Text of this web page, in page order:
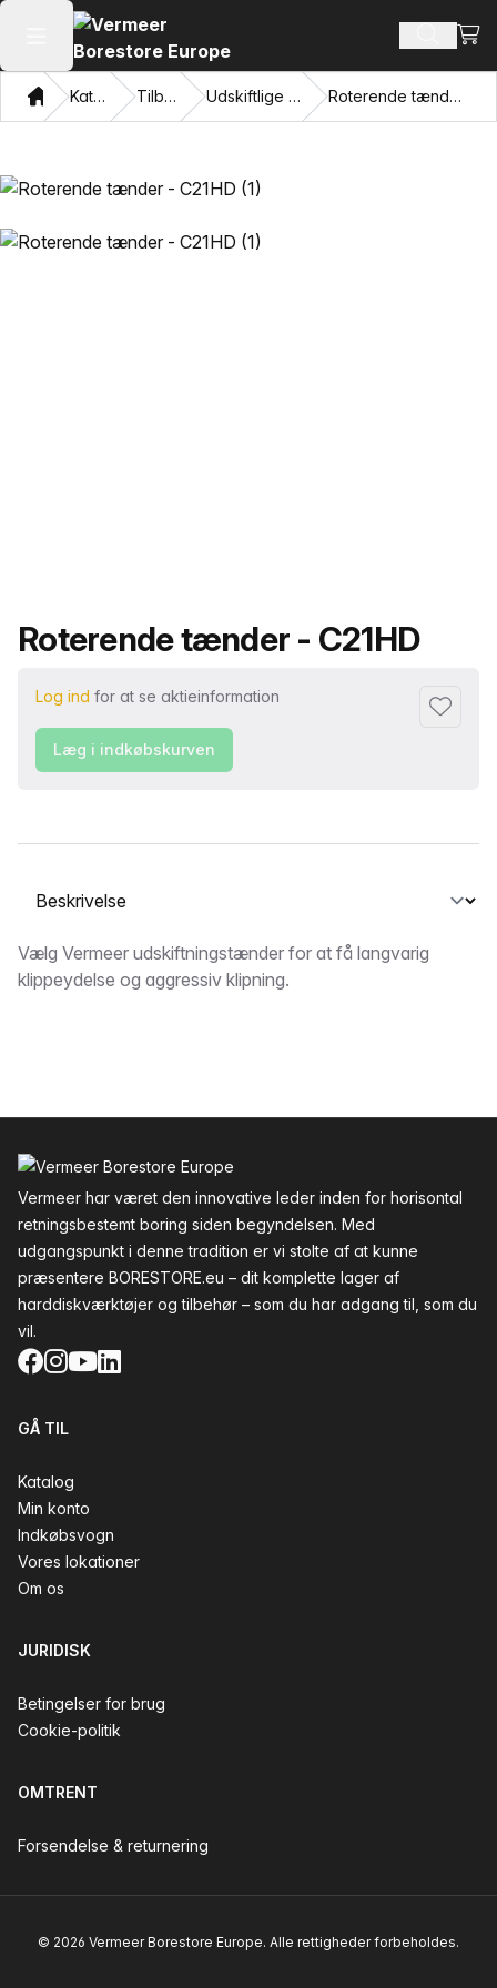
Åbn hovedmenuen SøgSe
Hjem Katalog Tilbehør Udskiftlige tænder Roterende tænder - C21HD
Produktnavn
Roterende tænder - C21HD
Log ind for at se aktieinformation
Føj til
Læg i indkøbskurven
Vælg en fane
Beskrivelse
Vælg Vermeer udskiftningstænder for at få langvarig
klippeydelse og aggressiv klipning.
Vermeer har været den innovative leder inden for horisontal
retningsbestemt boring siden begyndelsen. Med
udgangspunkt i denne tradition er vi stolte af at kunne
præsentere BORESTORE.eu – dit komplette lager af
harddiskværktøjer og tilbehør – som du har adgang til, som du
vil.
Facebook
Instagram
YouTube
LinkedIn
GÅ TIL
Katalog
Min konto
Indkøbsvogn
Vores lokationer
Om os
JURIDISK
Betingelser for brug
Cookie-politik
OMTRENT
Forsendelse & returnering
© 2026 Vermeer Borestore Europe. Alle rettigheder forbeholdes.